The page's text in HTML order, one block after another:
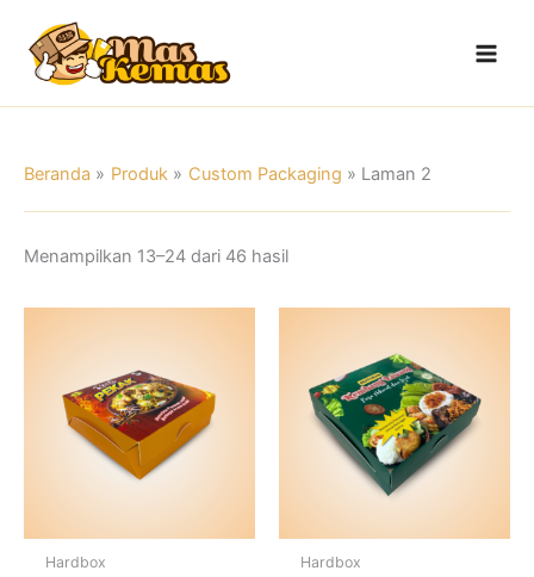
konten
Beranda Produk Custom Packaging Laman 2
Menampilkan 13–24 dari 46 hasil
Hardbox Hardbox